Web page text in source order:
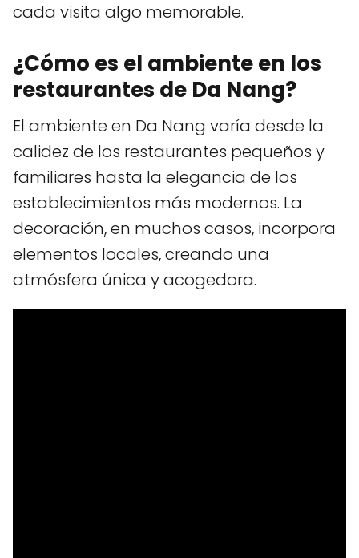
cada visita algo memorable.
¿Cómo es el ambiente en los
restaurantes de Da Nang?
El ambiente en Da Nang varía desde la
calidez de los restaurantes pequeños y
familiares hasta la elegancia de los
establecimientos más modernos. La
decoración, en muchos casos, incorpora
elementos locales, creando una
atmósfera única y acogedora.